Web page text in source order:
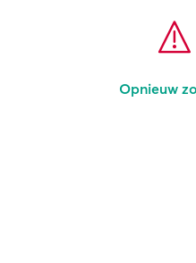
Opnieuw